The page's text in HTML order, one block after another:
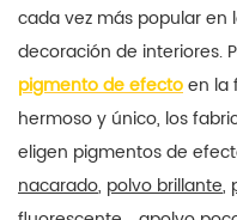
cada vez más popular en
decoración de interiores.
pigmento de efectoen la
hermoso y único, los
eligen pigmentos de
nacarado, polvo brillante,